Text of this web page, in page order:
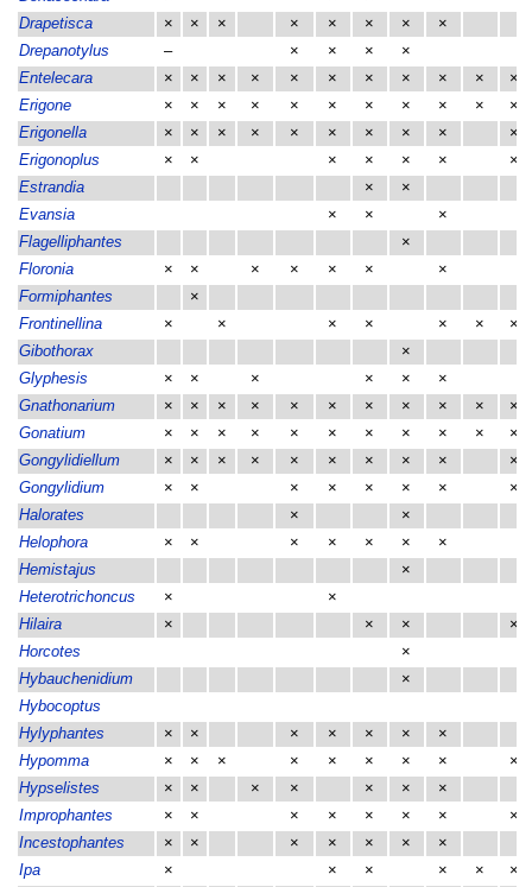
Drapetisca
× × × × × × ×
×
Drepanotylus
– × × ×
×
Entelecara
× × × × × × × × × ×
×
Erigone
× × × × × × × × × ×
×
Erigonella
× × × × × × × × ×
×
Erigonoplus
× × × × × ×
×
Estrandia
×
×
Evansia
× ×
×
Flagelliphantes
×
Floronia
× × × × × ×
×
Formiphantes
×
Frontinellina
× × × × × ×
×
Gibothorax
×
Glyphesis
× × × × ×
×
Gnathonarium
× × × × × × × × × ×
×
Gonatium
× × × × × × × × × ×
×
Gongylidiellum
× × × × × × × × ×
×
Gongylidium
× × × × × × ×
×
Halorates
×
×
Helophora
× × × × × ×
×
Hemistajus
×
Heterotrichoncus
×
×
Hilaira
× × ×
×
Horcotes
×
Hybauchenidium
×
Hybocoptus
Hylyphantes
× × × × × ×
×
Hypomma
× × × × × × × ×
×
Hypselistes
× × × × × ×
×
Improphantes
× × × × × × ×
×
Incestophantes
× × × × × ×
×
Ipa
× × × × ×
×